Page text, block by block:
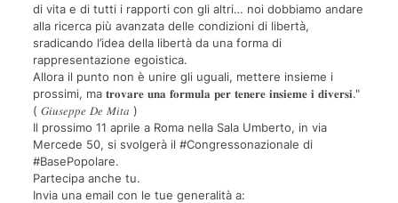
di vita e di tutti i rapporti con gli altri… noi dobbiamo andare
alla ricerca più avanzata delle condizioni di libertà,
sradicando l’idea della libertà da una forma di
rappresentazione egoistica.
Allora il punto non è unire gli uguali, mettere insieme i
prossimi, ma 𝐭𝐫𝐨𝐯𝐚𝐫𝐞 𝐮𝐧𝐚 𝐟𝐨𝐫𝐦𝐮𝐥𝐚 𝐩𝐞𝐫 𝐭𝐞𝐧𝐞𝐫𝐞 𝐢𝐧𝐬𝐢𝐞𝐦𝐞 𝐢 𝐝𝐢𝐯𝐞𝐫𝐬𝐢."
( 𝐺𝑖𝑢𝑠𝑒𝑝𝑝𝑒 𝐷𝑒 𝑀𝑖𝑡𝑎 )
Il prossimo 11 aprile a Roma nella Sala Umberto, in via
Mercede 50, si svolgerà il #Congressonazionale di
#BasePopolare.
Partecipa anche tu.
Invia una email con le tue generalità a: